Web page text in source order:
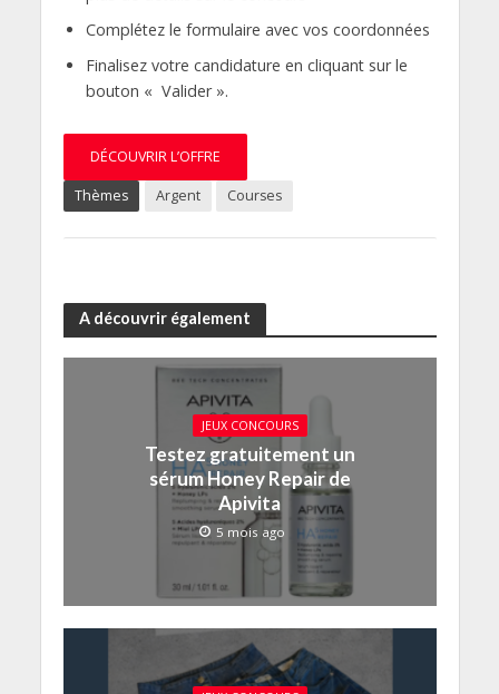
Complétez le formulaire avec vos coordonnées
Finalisez votre candidature en cliquant sur le
bouton « Valider ».
DÉCOUVRIR L’OFFRE
Thèmes Argent Courses
A découvrir également
JEUX CONCOURS
Testez gratuitement un
sérum Honey Repair de
Apivita
5 mois ago